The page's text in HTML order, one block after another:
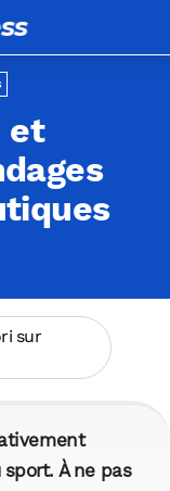
et
sur
À ne pas